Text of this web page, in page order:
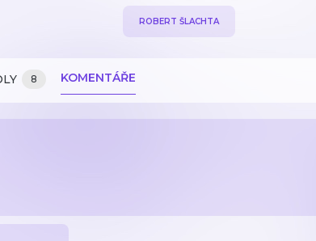
ROBERT ŠLACHTA
8 KOMENTÁŘE